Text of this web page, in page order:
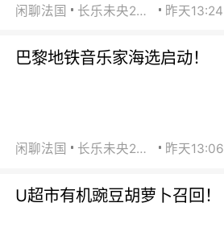
闲聊法国 长乐未央2015 昨天13:24
巴黎地铁音乐家海选启动！
闲聊法国 长乐未央2015 昨天13:06
U超市有机豌豆胡萝卜召回！